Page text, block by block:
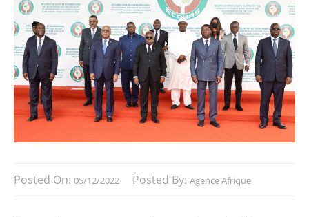
Posted On: 05/12/2022 Posted By: Agence Afrique